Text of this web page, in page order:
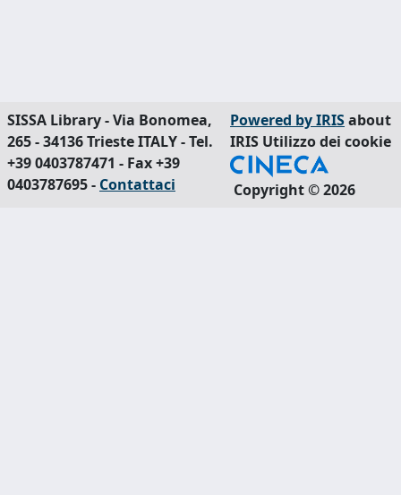
SISSA Library - Via Bonomea,
265 - 34136 Trieste ITALY - Tel.
+39 0403787471 - Fax +39
0403787695 - Contattaci
Powered by IRISabout
IRIS Utilizzo dei cookie
Copyright © 2026